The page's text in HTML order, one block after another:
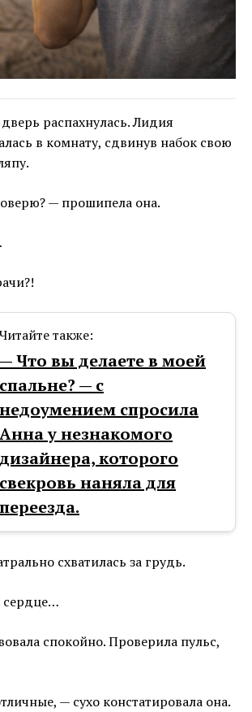
распахнулась. Лидия
в комнату, сдвинув набок свою
— прошипела она.
Читайте также:
— Что вы делаете в моей
спальне? — с
недоумением спросила
Анна у незнакомого
дизайнера, которого
свекровь наняла для
переезда.
схватилась за грудь.
спокойно. Проверила пульс,
— сухо констатировала она.